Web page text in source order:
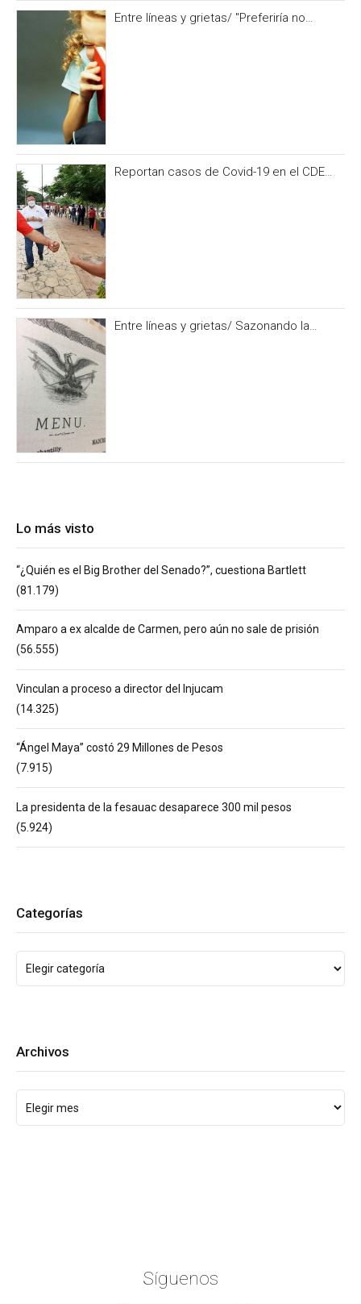
Entre líneas y grietas/ "Preferiría no
Reportan casos de Covid-19 en el CDE
Entre líneas y grietas/ Sazonando la
Lo más visto
“¿Quién es el Big Brother del Senado?”, cuestiona Bartlett
(81.179)
Amparo a ex alcalde de Carmen, pero aún no sale de prisión
(56.555)
Vinculan a proceso a director del Injucam
(14.325)
“Ángel Maya” costó 29 Millones de Pesos
(7.915)
La presidenta de la fesauac desaparece 300 mil pesos
(5.924)
Categorías
Archivos
Síguenos